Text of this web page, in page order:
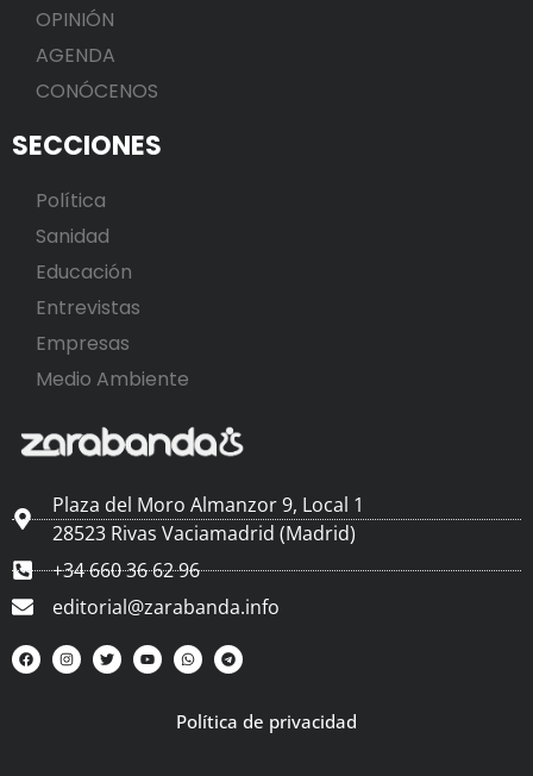
OPINIÓN
AGENDA
CONÓCENOS
SECCIONES
Política
Sanidad
Educación
Entrevistas
Empresas
Medio Ambiente
Plaza del Moro Almanzor 9, Local 1
28523 Rivas Vaciamadrid (Madrid)
+34 660 36 62 96
editorial@zarabanda.info
Política de privacidad